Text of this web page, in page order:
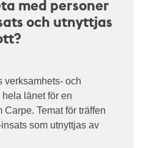
med personer
och utnyttjas
verksamhets- och
länet för en
Carpe. Temat för träffen
som utnyttjas av